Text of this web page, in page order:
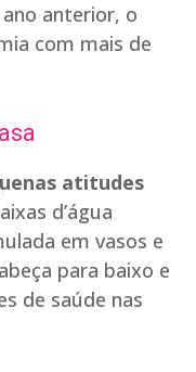
anterior, o
com mais de
atitudes
d’água
em vasos e
para baixo e
de saúde nas